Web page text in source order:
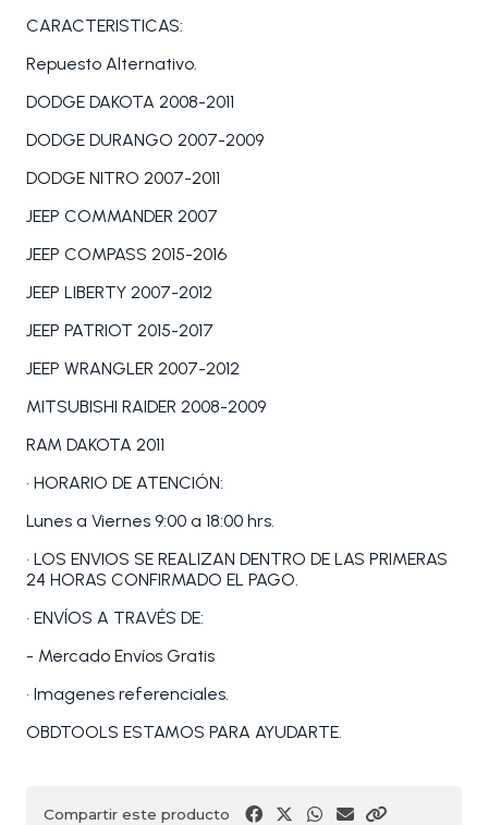
CARACTERISTICAS:
Repuesto Alternativo.
DODGE DAKOTA 2008-2011
DODGE DURANGO 2007-2009
DODGE NITRO 2007-2011
JEEP COMMANDER 2007
JEEP COMPASS 2015-2016
JEEP LIBERTY 2007-2012
JEEP PATRIOT 2015-2017
JEEP WRANGLER 2007-2012
MITSUBISHI RAIDER 2008-2009
RAM DAKOTA 2011
• HORARIO DE ATENCIÓN:
Lunes a Viernes 9:00 a 18:00 hrs.
• LOS ENVIOS SE REALIZAN DENTRO DE LAS PRIMERAS
24 HORAS CONFIRMADO EL PAGO.
• ENVÍOS A TRAVÉS DE:
- Mercado Envíos Gratis
• Imagenes referenciales.
OBDTOOLS ESTAMOS PARA AYUDARTE.
Compartir este producto